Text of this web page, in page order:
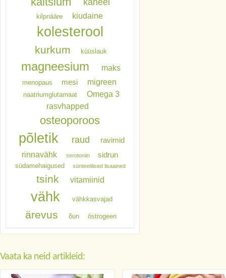
kaneel
kilpnääre kiudaine
kolesterool
kurkum küüslauk
magneesium maks
menopaus mesi migreen
naatriumglutamaat
Omega 3
rasvhapped
osteoporoos
põletik raud ravimid
rinnavähk serotoniin sidrun
südamehaigused sünteetilised lisaained
tsink vitamiinid
vähk vähkkasvajad
ärevus õun östrogeen
Vaata ka neid artikleid: